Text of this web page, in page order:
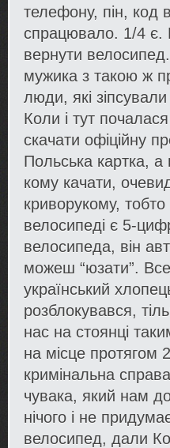
телефону, пін, код
спрацювало. 1/4 є.
вернути
мужика з такою ж
люди, які
Коли і тут
скачати офіційну
Польська картка, а
кому качати,
криворукому,
велосипеді є 5-
велосипеда, він
можеш “юзати”.
український
розблокувався,
нас на стоянці
на місце протягом
кримінальна
чувака, який нам
нічого і не
велосипед, дали